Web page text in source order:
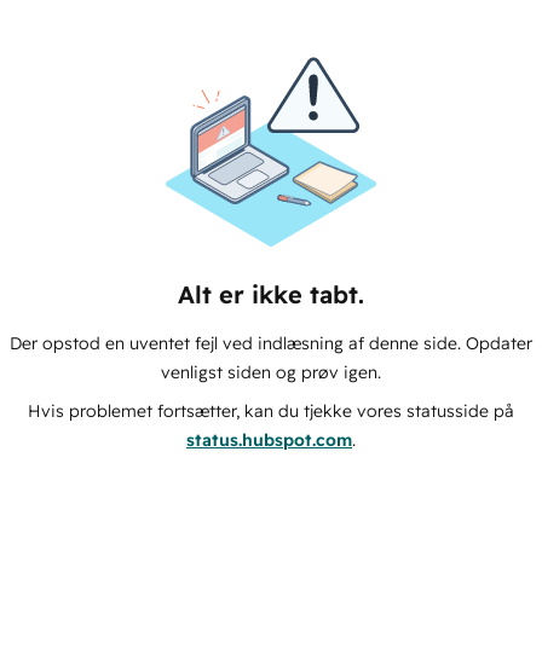
Alt er ikke tabt.
Der opstod en uventet fejl ved indlæsning af denne side. Opdater
venligst siden og prøv igen.
Hvis problemet fortsætter, kan du tjekke vores statusside på
status.hubspot.com.